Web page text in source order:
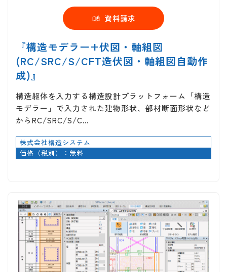
資料請求
『構造モデラー+伏図・軸組図
(RC/SRC/S/CFT造伏図・軸組図自動作
成)』
構造躯体を入力する構造設計プラットフォーム「構造
モデラー」で入力された建物形状、部材断面形状など
からRC/SRC/S/C…
株式会社構造システム
価格（税別）：無料